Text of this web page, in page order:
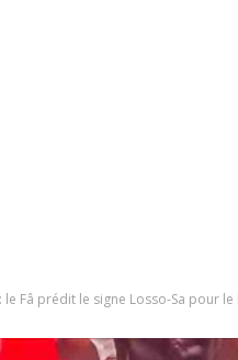
le Fâ prédit le signe Losso-Sa pour le